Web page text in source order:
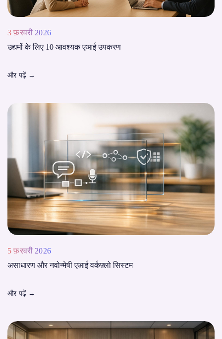
3 फ़रवरी 2026
उद्यमों के लिए 10 आवश्यक एआई उपकरण
और पढ़ें →
5 फ़रवरी 2026
असाधारण और नवोन्मेषी एआई वर्कफ़्लो सिस्टम
और पढ़ें →